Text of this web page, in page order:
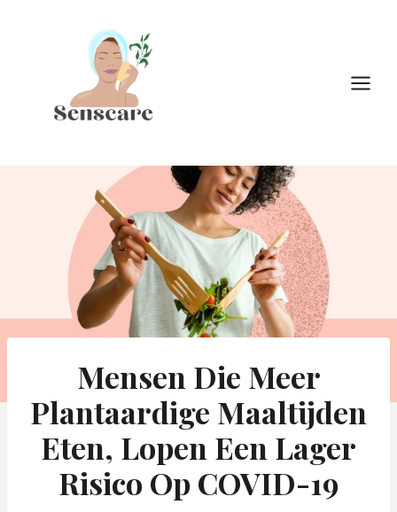
Mensen Die Meer
Plantaardige Maaltijden
Eten, Lopen Een Lager
Risico Op COVID-19